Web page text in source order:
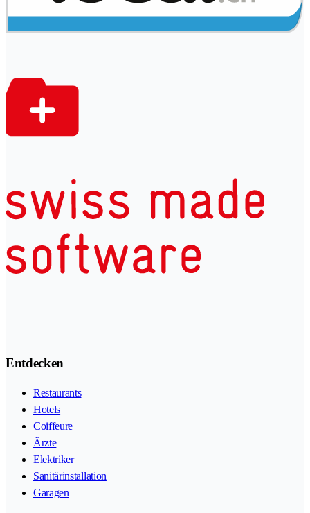
Entdecken
Restaurants
Hotels
Coiffeure
Ärzte
Elektriker
Sanitärinstallation
Garagen